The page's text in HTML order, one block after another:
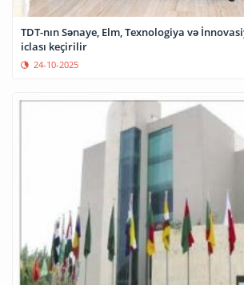
TDT-nın Sənaye, Elm, Texnologiya və
iclası keçirilir
24-10-2025